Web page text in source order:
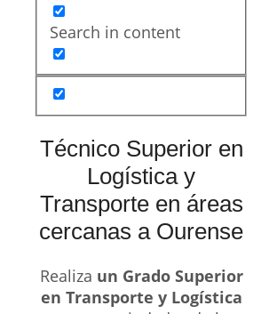
Search in content
Técnico Superior en
Logística y
Transporte en áreas
cercanas a Ourense
Realiza un Grado Superior
en Transporte y Logística